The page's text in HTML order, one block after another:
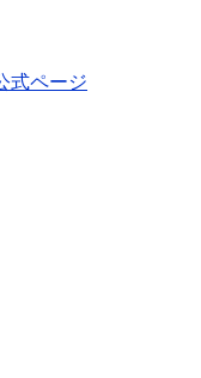
式ページ